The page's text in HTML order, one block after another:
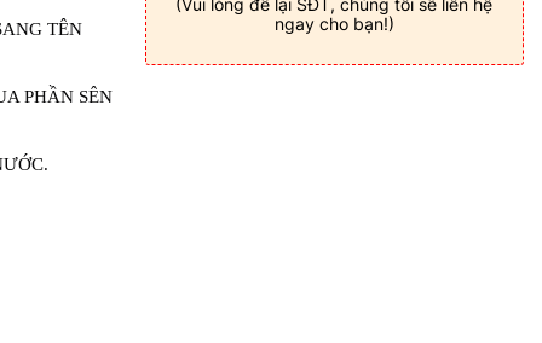
TÊN
PHẦN SÊN
(Vui lòng để lại SĐT, chúng tôi sẽ liên hệ
ngay cho bạn!)